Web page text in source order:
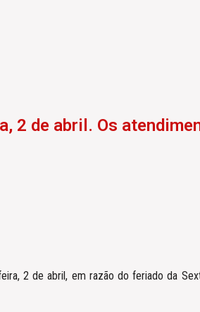
2 de abril. Os
2 de abril, em razão do feriado da